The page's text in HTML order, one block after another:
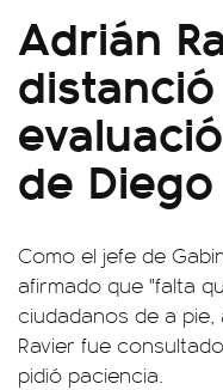
Adrián
de
Como el jefe de
afirmado que "falta
ciudadanos de a
Ravier fue
pidió paciencia.